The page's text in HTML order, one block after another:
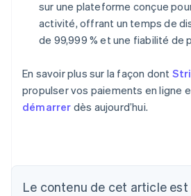
sur une plateforme conçue
activité, offrant un temps de
de 99,999 % et une fiabilité de
En savoir plus sur la façon dont
propulser vos paiements en ligne
démarrer dès aujourd’hui.
Le contenu de cet article
DeutschEnglish